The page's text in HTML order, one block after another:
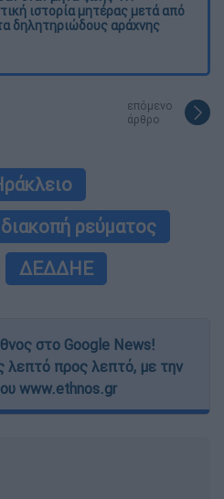
ιστορία μητέρας μετά από
δηλητηριώδους αράχνης
επόμενο
άρθρο
διακοπή ρεύματος
ΔΕΔΔΗΕ
στο Google News!
λεπτό προς λεπτό, με την
www.ethnos.gr